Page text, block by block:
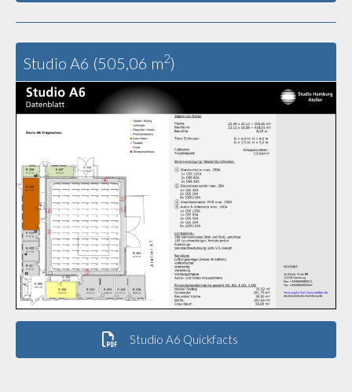
Studio A6 (505,06 m2)
Studio A6 Quickfacts